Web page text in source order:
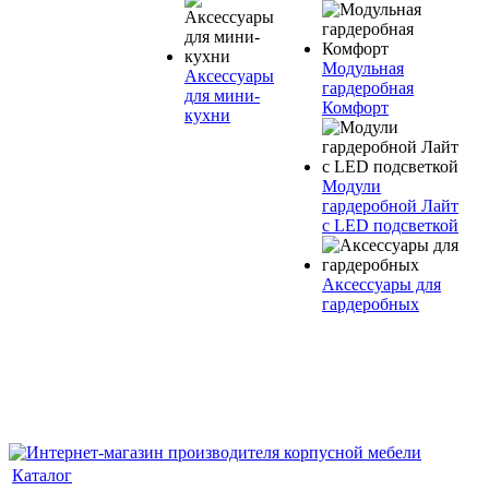
Аксессуары
для мини-
кухни
Модульная
гардеробная
Комфорт
Модули
гардеробной Лайт
с LED подсветкой
Аксессуары для
гардеробных
Каталог